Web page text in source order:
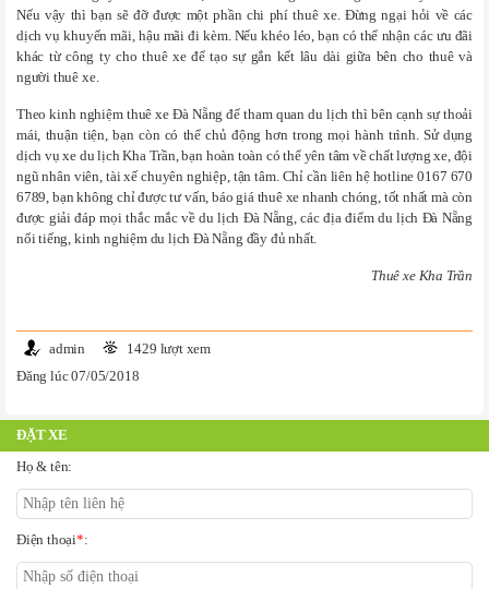
Nếu vậy thì bạn sẽ đỡ được một phần chi phí thuê xe. Đừng ngại hỏi về các
dịch vụ khuyến mãi, hậu mãi đi kèm. Nếu khéo léo, bạn có thể nhận các ưu đãi
khác từ công ty cho thuê xe để tạo sự gắn kết lâu dài giữa bên cho thuê và
người thuê xe.
Theo kinh nghiệm thuê xe Đà Nẵng để tham quan du lịch thì bên cạnh sự thoải
mái, thuận tiện, bạn còn có thể chủ động hơn trong mọi hành trình. Sử dụng
dịch vụ xe du lịch Kha Trần, bạn hoàn toàn có thể yên tâm về chất lượng xe, đội
ngũ nhân viên, tài xế chuyên nghiệp, tận tâm. Chỉ cần liên hệ hotline 0167 670
6789, bạn không chỉ được tư vấn, báo giá thuê xe nhanh chóng, tốt nhất mà còn
được giải đáp mọi thắc mắc về du lịch Đà Nẵng, các địa điểm du lịch Đà Nẵng
nổi tiếng, kinh nghiệm du lịch Đà Nẵng đầy đủ nhất.
Thuê xe Kha Trần
admin
1429 lượt xem
Đăng lúc 07/05/2018
ĐẶT XE
Họ & tên:
Điện thoại*: